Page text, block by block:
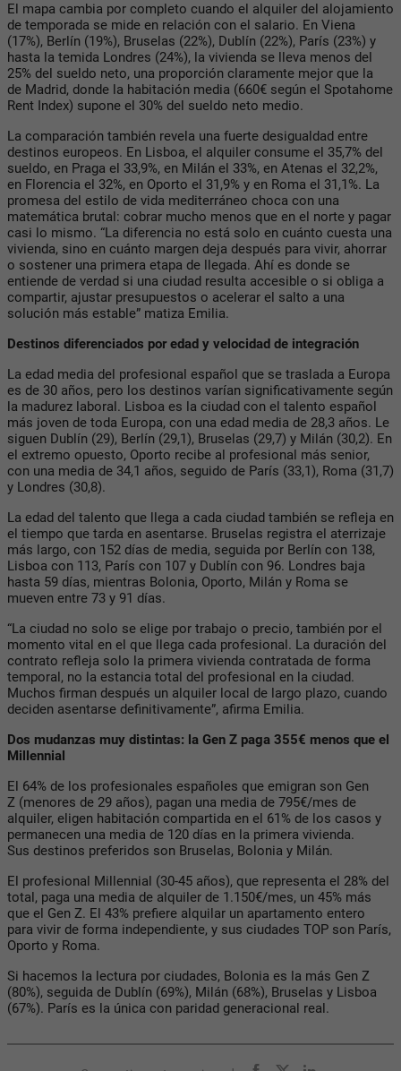
El mapa cambia por completo cuando el alquiler del alojamiento
de temporada se mide en relación con el salario. En Viena
(17%), Berlín (19%), Bruselas (22%), Dublín (22%), París (23%) y
hasta la temida Londres (24%), la vivienda se lleva menos del
25% del sueldo neto, una proporción claramente mejor que la
de Madrid, donde la habitación media (660€ según el Spotahome
Rent Index) supone el 30% del sueldo neto medio.
La comparación también revela una fuerte desigualdad entre
destinos europeos. En Lisboa, el alquiler consume el 35,7% del
sueldo, en Praga el 33,9%, en Milán el 33%, en Atenas el 32,2%,
en Florencia el 32%, en Oporto el 31,9% y en Roma el 31,1%. La
promesa del estilo de vida mediterráneo choca con una
matemática brutal: cobrar mucho menos que en el norte y pagar
casi lo mismo. “La diferencia no está solo en cuánto cuesta una
vivienda, sino en cuánto margen deja después para vivir, ahorrar
o sostener una primera etapa de llegada. Ahí es donde se
entiende de verdad si una ciudad resulta accesible o si obliga a
compartir, ajustar presupuestos o acelerar el salto a una
solución más estable” matiza Emilia.
Destinos diferenciados por edad y velocidad de integración
La edad media del profesional español que se traslada a Europa
es de 30 años, pero los destinos varían significativamente según
la madurez laboral. Lisboa es la ciudad con el talento español
más joven de toda Europa, con una edad media de 28,3 años. Le
siguen Dublín (29), Berlín (29,1), Bruselas (29,7) y Milán (30,2). En
el extremo opuesto, Oporto recibe al profesional más senior,
con una media de 34,1 años, seguido de París (33,1), Roma (31,7)
y Londres (30,8).
La edad del talento que llega a cada ciudad también se refleja en
el tiempo que tarda en asentarse. Bruselas registra el aterrizaje
más largo, con 152 días de media, seguida por Berlín con 138,
Lisboa con 113, París con 107 y Dublín con 96. Londres baja
hasta 59 días, mientras Bolonia, Oporto, Milán y Roma se
mueven entre 73 y 91 días.
“La ciudad no solo se elige por trabajo o precio, también por el
momento vital en el que llega cada profesional. La duración del
contrato refleja solo la primera vivienda contratada de forma
temporal, no la estancia total del profesional en la ciudad.
Muchos firman después un alquiler local de largo plazo, cuando
deciden asentarse definitivamente”, afirma Emilia.
Dos mudanzas muy distintas: la Gen Z paga 355€ menos que el
Millennial
El 64% de los profesionales españoles que emigran son Gen
Z (menores de 29 años), pagan una media de 795€/mes de
alquiler, eligen habitación compartida en el 61% de los casos y
permanecen una media de 120 días en la primera vivienda.
Sus destinos preferidos son Bruselas, Bolonia y Milán.
El profesional Millennial (30-45 años), que representa el 28% del
total, paga una media de alquiler de 1.150€/mes, un 45% más
que el Gen Z. El 43% prefiere alquilar un apartamento entero
para vivir de forma independiente, y sus ciudades TOP son París,
Oporto y Roma.
Si hacemos la lectura por ciudades, Bolonia es la más Gen Z
(80%), seguida de Dublín (69%), Milán (68%), Bruselas y Lisboa
(67%). París es la única con paridad generacional real.